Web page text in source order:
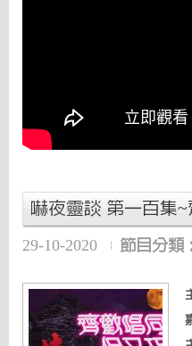
嚇夜靈談 第一百集
29-10-2020 節目分類